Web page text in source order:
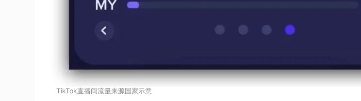
TikTok直播间流量来源国家示意